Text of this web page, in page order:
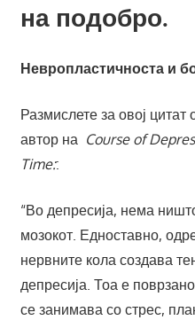
на подобро.
Невропластичноста и
Размислете за овој
автор на Course of
Time::
“Во депресија, нема
мозокот. Едноставно,
нервните кола создава
депресија. Тоа е
се занимава со стрес,